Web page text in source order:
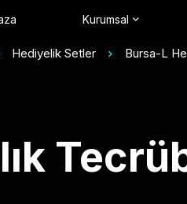
Kurumsal
Hediyelik Setler Bursa-L